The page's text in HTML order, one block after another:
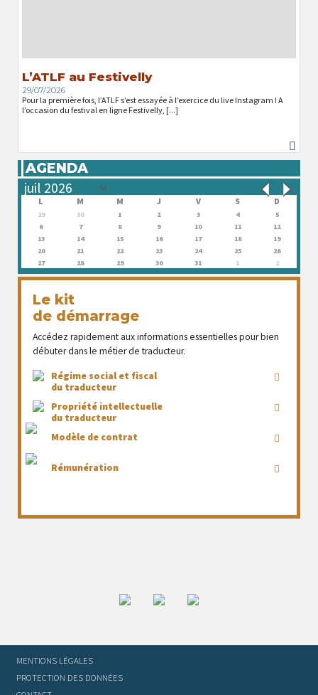
L’ATLF au Festivelly
29/07/2026
Pour la première fois, l’ATLF s’est essayée à l’exercice du live Instagram ! A
l’occasion du festival en ligne Festivelly, [...]
AGENDA
L M M J V S D
29 30 1 2 3 4
5
6
7 8 9 10 11
12
13
14 15 16 17 18
19
20
21 22 23 24 25
26
27
28 29 30 31 1 2
Le kit
de démarrage
Accédez rapidement aux informations essentielles pour bien
débuter dans le métier de traducteur.
Régime social et fiscal
du traducteur
Propriété intellectuelle
du traducteur
Modèle de contrat
Rémunération
MENTIONS LÉGALES
PROTECTION DES DONNÉES